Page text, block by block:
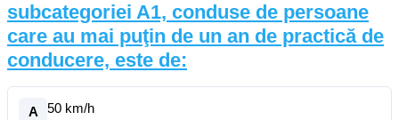
subcategoriei A1, conduse de persoane
care au mai puţin de un an de practică de
conducere, este de:
A 50 km/h